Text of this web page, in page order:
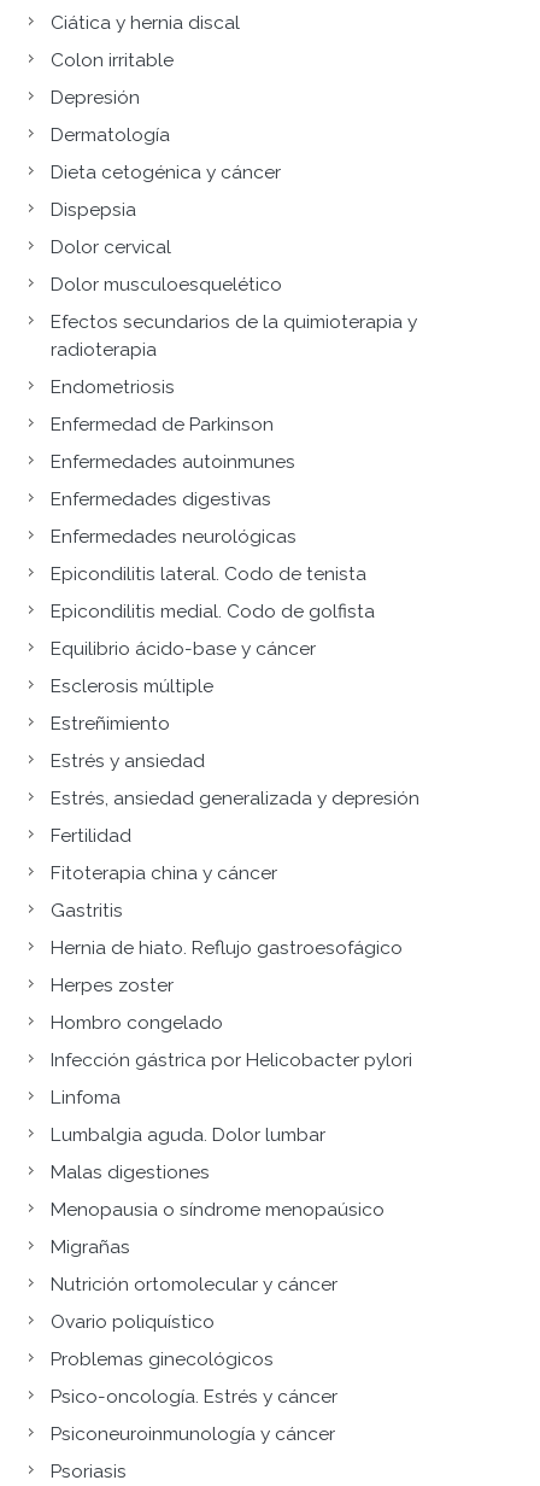
Ciática y hernia discal
Colon irritable
Depresión
Dermatología
Dieta cetogénica y cáncer
Dispepsia
Dolor cervical
Dolor musculoesquelético
Efectos secundarios de la quimioterapia y
radioterapia
Endometriosis
Enfermedad de Parkinson
Enfermedades autoinmunes
Enfermedades digestivas
Enfermedades neurológicas
Epicondilitis lateral. Codo de tenista
Epicondilitis medial. Codo de golfista
Equilibrio ácido-base y cáncer
Esclerosis múltiple
Estreñimiento
Estrés y ansiedad
Estrés, ansiedad generalizada y depresión
Fertilidad
Fitoterapia china y cáncer
Gastritis
Hernia de hiato. Reflujo gastroesofágico
Herpes zoster
Hombro congelado
Infección gástrica por Helicobacter pylori
Linfoma
Lumbalgia aguda. Dolor lumbar
Malas digestiones
Menopausia o síndrome menopaúsico
Migrañas
Nutrición ortomolecular y cáncer
Ovario poliquístico
Problemas ginecológicos
Psico-oncología. Estrés y cáncer
Psiconeuroinmunología y cáncer
Psoriasis